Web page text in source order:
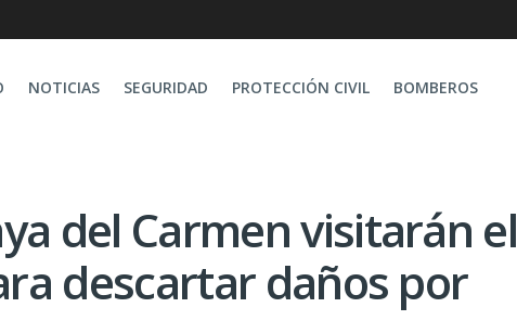
NOTICIAS SEGURIDAD PROTECCIÓN CIVIL BOMBEROS
del Carmen visitarán el
descartar daños por